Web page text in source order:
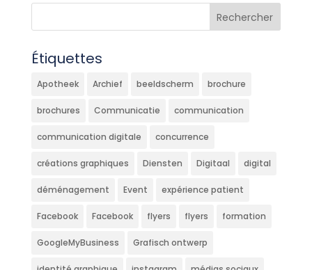
Étiquettes
Apotheek Archief beeldscherm brochure
brochures Communicatie communication
communication digitale concurrence
créations graphiques Diensten Digitaal digital
déménagement Event expérience patient
Facebook Facebook flyers flyers formation
GoogleMyBusiness Grafisch ontwerp